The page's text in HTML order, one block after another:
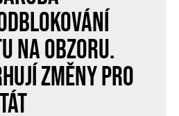
na obzoru.
změny pro